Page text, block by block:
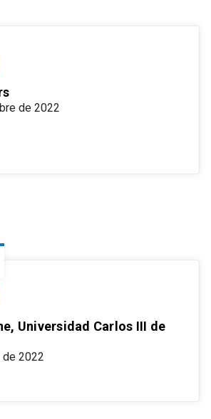
de 2022
Universidad Carlos III de
2022